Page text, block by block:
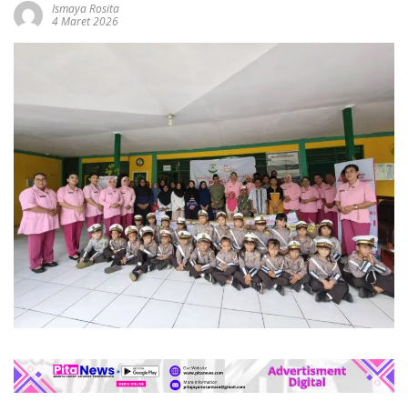
Ismaya Rosita
4 Maret 2026